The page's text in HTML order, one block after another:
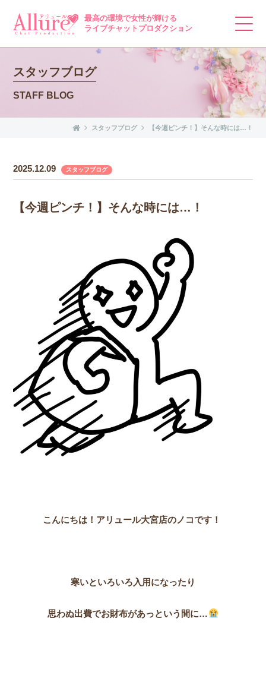
スタッフブログ
STAFF BLOG
最高の環境で女性が輝ける
ライブチャットプロダクション
スタッフブログ 【今週ピンチ！】そんな時には…！
2025.12.09 スタッフブログ
【今週ピンチ！】そんな時には…！
こんにちは！アリュール大宮店のノコです！
寒いといろいろ入用になったり
思わぬ出費でお財布があっという間に…